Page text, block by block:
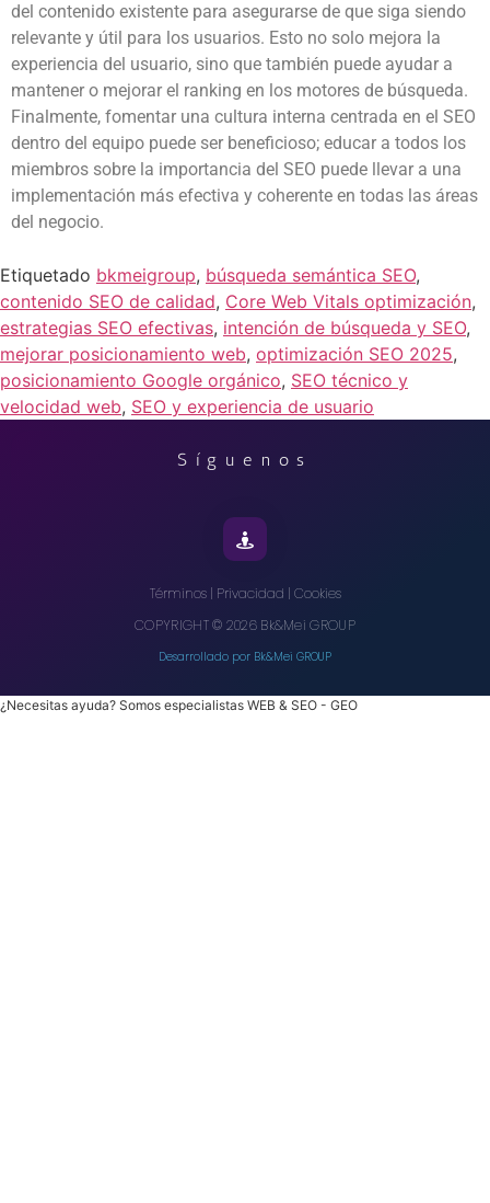
del contenido existente para asegurarse de que siga siendo
relevante y útil para los usuarios. Esto no solo mejora la
experiencia del usuario, sino que también puede ayudar a
mantener o mejorar el ranking en los motores de búsqueda.
Finalmente, fomentar una cultura interna centrada en el SEO
dentro del equipo puede ser beneficioso; educar a todos los
miembros sobre la importancia del SEO puede llevar a una
implementación más efectiva y coherente en todas las áreas
del negocio.
Etiquetado bkmeigroup, búsqueda semántica SEO,
contenido SEO de calidad, Core Web Vitals optimización,
estrategias SEO efectivas, intención de búsqueda y SEO,
mejorar posicionamiento web, optimización SEO 2025,
posicionamiento Google orgánico, SEO técnico y
velocidad web, SEO y experiencia de usuario
Síguenos
Términos| Privacidad | Cookies
COPYRIGHT© 2026 Bk&Mei GROUP
Desarrollado por Bk&Mei GROUP
¿Necesitas ayuda? Somos especialistas WEB & SEO - GEO